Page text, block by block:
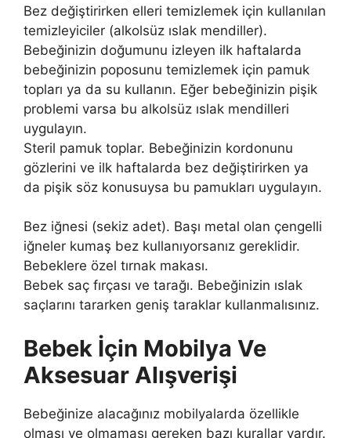
Bez değiştirirken elleri temizlemek için kullanılan
temizleyiciler (alkolsüz ıslak mendiller).
Bebeğinizin doğumunu izleyen ilk haftalarda
bebeğinizin poposunu temizlemek için pamuk
topları ya da su kullanın. Eğer bebeğinizin pişik
problemi varsa bu alkolsüz ıslak mendilleri
uygulayın.
Steril pamuk toplar. Bebeğinizin kordonunu
gözlerini ve ilk haftalarda bez değiştirirken ya
da pişik söz konusuysa bu pamukları uygulayın.
Bez iğnesi (sekiz adet). Başı metal olan çengelli
iğneler kumaş bez kullanıyorsanız gereklidir.
Bebeklere özel tırnak makası.
Bebek saç fırçası ve tarağı. Bebeğinizin ıslak
saçlarını tararken geniş taraklar kullanmalısınız.
Bebek İçin Mobilya Ve
Aksesuar Alışverişi
Bebeğinize alacağınız mobilyalarda özellikle
olması ve olmaması gereken bazı kurallar vardır.